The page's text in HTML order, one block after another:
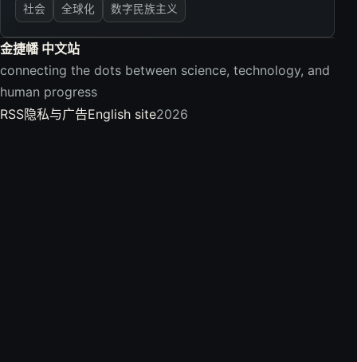
社会 全球化 数字民族主义
金捷幡 中文站
connecting the dots between science, technology, and
human progress
RSS隐私与广告English site2026